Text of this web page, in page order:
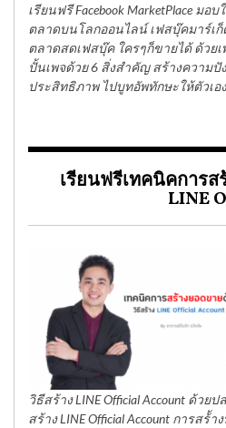
เรียนฟรี Facebook MarketPlace มอ
ตลาดบนโลกออนไลน์ เฟสบุ๊คมาร์เก็
ตลาดสดเฟสบุ๊ค ใครๆก็ขายได้ ด้วย
ปั้นเพจด้วย 6 สิ่งสำคัญ สร้างความปั
ประสิทธิภาพ ไปบูทอัพทักษะให้ตัวเอ
เรียนฟรีเทคนิคการ
LINE
วิธีสร้าง LINE Official Account ด้วย
สร้าง LINE Official Account การสร้้